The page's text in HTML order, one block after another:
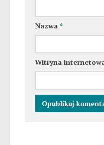
Nazwa *
Witryna